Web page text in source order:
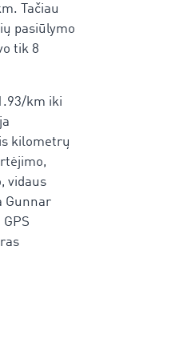
Tačiau
pasiūlymo
tik 8
km iki
kilometrų
vidaus
Gunnar